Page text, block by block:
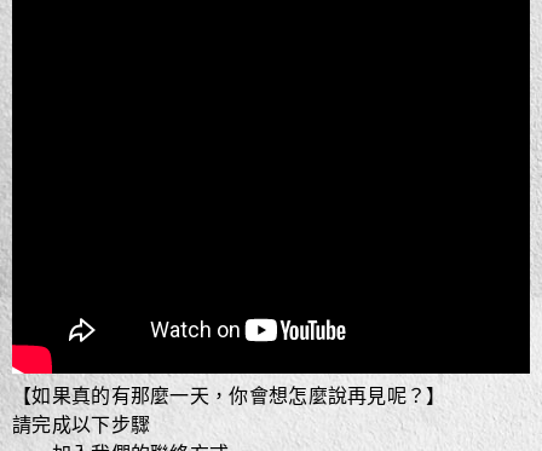
【如果真的有那麼一天，你會想怎麼說再見呢？】
​請完成以下步驟